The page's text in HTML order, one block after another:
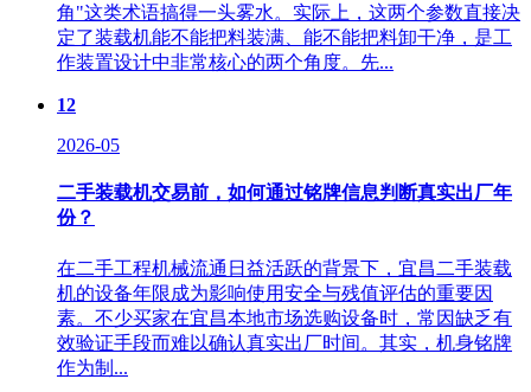
角"这类术语搞得一头雾水。实际上，这两个参数直接决
定了装载机能不能把料装满、能不能把料卸干净，是工
作装置设计中非常核心的两个角度。先...
12
2026-05
二手装载机交易前，如何通过铭牌信息判断真实出厂年
份？
在二手工程机械流通日益活跃的背景下，宜昌二手装载
机的设备年限成为影响使用安全与残值评估的重要因
素。不少买家在宜昌本地市场选购设备时，常因缺乏有
效验证手段而难以确认真实出厂时间。其实，机身铭牌
作为制...